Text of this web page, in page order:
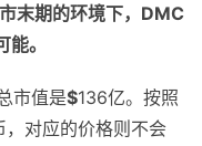
末期的环境下， DMC
能。
市值是$136亿。按照
对应的价格则不会